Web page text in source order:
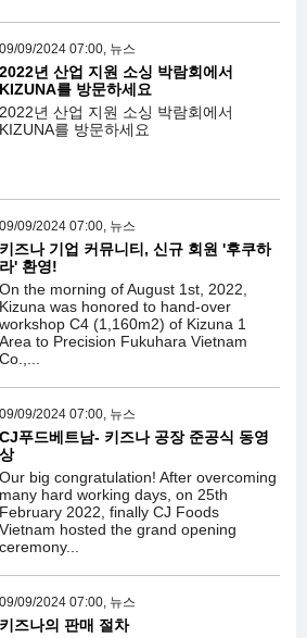
09/09/2024 07:00, 뉴스
2022년 산업 지원 소싱 박람회에서
KIZUNA를 방문하세요
2022년 산업 지원 소싱 박람회에서
KIZUNA를 방문하세요
09/09/2024 07:00, 뉴스
키즈나 기업 커뮤니티, 신규 회원 '후쿠하
라' 환영!
On the morning of August 1st, 2022,
Kizuna was honored to hand-over
workshop C4 (1,160m2) of Kizuna 1
Area to Precision Fukuhara Vietnam
Co.,...
09/09/2024 07:00, 뉴스
CJ푸드베트남- 키즈나 공장 준공식 동영
상
Our big congratulation! After overcoming
many hard working days, on 25th
February 2022, finally CJ Foods
Vietnam hosted the grand opening
ceremony...
09/09/2024 07:00, 뉴스
키즈나의 판매 절차